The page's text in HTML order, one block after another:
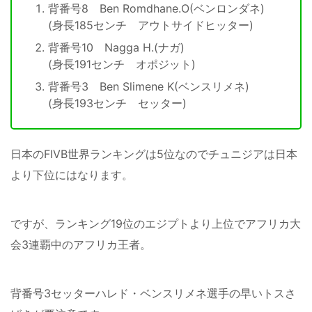
背番号8 Ben Romdhane.O(ベンロンダネ)
(身長185センチ アウトサイドヒッター)
背番号10 Nagga H.(ナガ)
(身長191センチ オポジット)
背番号3 Ben Slimene K(ベンスリメネ)
(身長193センチ セッター)
日本のFIVB世界ランキングは5位なのでチュニジアは日本
より下位にはなります。
ですが、ランキング19位のエジプトより上位でアフリカ大
会3連覇中のアフリカ王者。
背番号3セッターハレド・ベンスリメネ選手の早いトスさ